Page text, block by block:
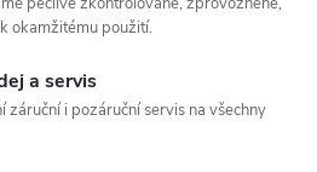
okamžitému použití.
a servis
záruční i pozáruční servis na všechny